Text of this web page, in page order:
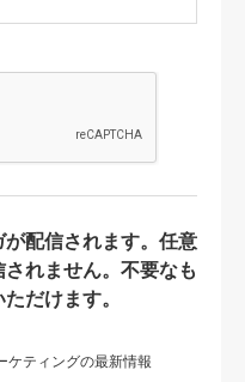
配信されます。任意
れません。不要なも
だけます。
ケティングの最新情報